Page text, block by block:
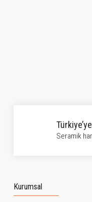
Seramik
Kurumsal